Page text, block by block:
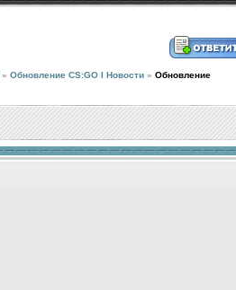
» Обновление CS:GO I Новости » Обновление